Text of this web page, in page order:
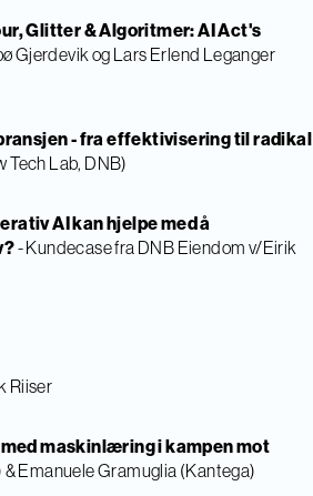
Glitter & Algoritmer: AI Act's
Gjerdevik og Lars Erlend Leganger
- fra effektivisering til radikal
Tech Lab, DNB)
AI kan hjelpe med å
- Kundecase fra DNB Eiendom v/Eirik
Riiser
maskinlæring i kampen mot
& Emanuele Gramuglia (Kantega)